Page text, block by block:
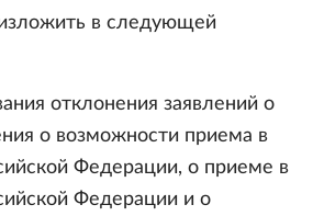
в следующей
отклонения заявлений о
о возможности приема в
Федерации, о приеме в
Федерации и о